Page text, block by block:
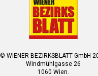
© WIENER BEZIRKSBLATT GmbH
Windmühlgasse 26
1060 Wien.